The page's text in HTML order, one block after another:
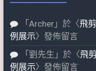
「 Archer」於〈飛
例展示〉發佈留言
「 劉先生 」於〈飛
例展示〉發佈留言